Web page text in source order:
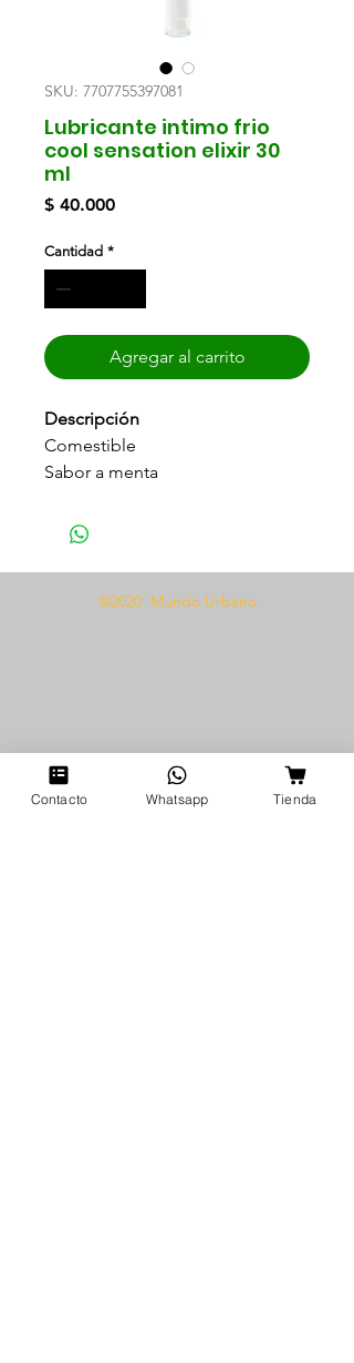
SKU: 7707755397081
Lubricante intimo frio
cool sensation elixir 30
ml
$ 40.000Precio
Cantidad *
Agregar al carrito
Descripción
Comestible
Sabor a menta
A base de agua
Modo de uso
Aplicar sobre la zona deseada
©2020 Mundo Urbano
Contacto Whatsapp Tienda